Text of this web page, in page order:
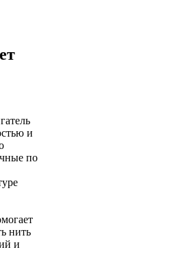
и
по
нить
и